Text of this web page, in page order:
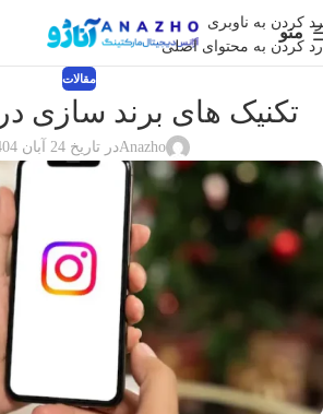
رد کردن به ناوبری
رد کردن به محتوای اصلی
منو
مقالات
تکنیک های برند سازی در
Anazhoدر تاریخ 24 آبان 1404